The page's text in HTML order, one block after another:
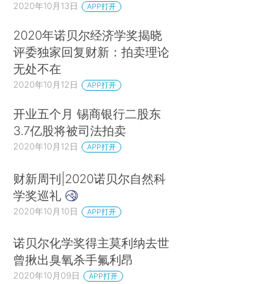
2020年10月13日 APP打开
2020年诺贝尔经济学奖揭晓
评委独家回复财新：拍卖理论
无处不在
2020年10月12日 APP打开
开业五个月 锡商银行二股东
3.7亿股将被司法拍卖
2020年10月12日 APP打开
财新周刊|2020诺贝尔自然科
学奖巡礼
2020年10月10日 APP打开
诺贝尔化学奖得主莫利纳去世
曾揪出臭氧杀手氟利昂
2020年10月09日 APP打开